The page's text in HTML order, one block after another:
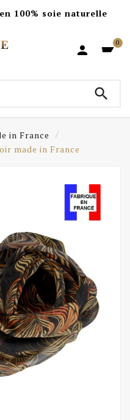
100% soie naturelle

0

in France
made in France